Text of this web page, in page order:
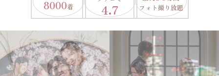
8000着 4.7
フォト撮り放題